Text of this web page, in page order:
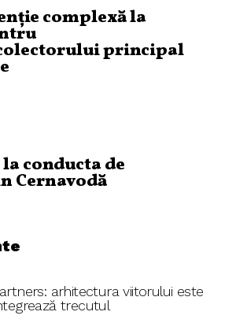
complexă la
principal
la conducta de
Cernavodă
arhitectura viitorului este
trecutul